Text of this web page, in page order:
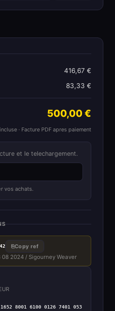
416,67 €
83,33 €
500,00 €
· Facture PDF apres paiement
et le telechargement.
vos achats.
⎘Copy ref
2024 / Sigourney Weaver
1652 8001 6100 0126 7401 053